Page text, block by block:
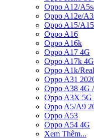
Oppo A12/
Oppo A12e/
Oppo A15/
Oppo A16
Oppo A16k
Oppo A17 4G
Oppo A17k 4G
Oppo A1k/
Oppo A31
Oppo A38 4G
Oppo A3X
Oppo A5/A9
Oppo A53
Oppo A54 4G
Xem Thêm...